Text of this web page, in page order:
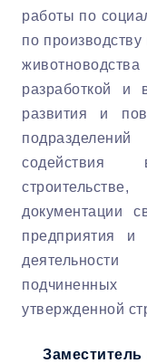
работы по
по производству
разработкой и
развития и
содействия
документации
предприятия и
подчиненных
утвержденной
Заместитель